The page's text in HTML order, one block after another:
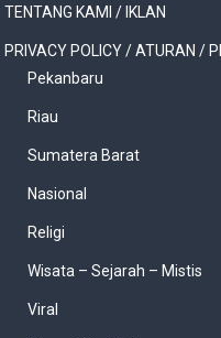
TENTANG KAMI / IKLAN
PRIVACY POLICY / ATURAN /
Pekanbaru
Riau
Sumatera Barat
Nasional
Religi
Wisata – Sejarah – Mistis
Viral